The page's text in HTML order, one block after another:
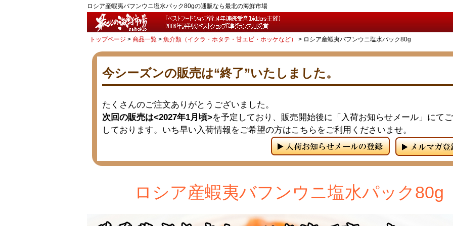
ロシア産蝦夷バフンウニ塩水パック80gの通販なら最北の海鮮市場
トップページ 商品一覧 魚介類（イクラ・ホタテ・甘エビ・ホッケなど） ロシア産蝦夷バフンウニ塩水パック80g
今シーズンの販売は“終了”いたしました。
たくさんのご注文ありがとうございました。
次回の販売は<2027年1月頃>を予定しており、販売開始後に「入荷お知らせメール」にて
しております。いち早い入荷情報をご希望の方はこちらをご利用くださいませ。
ロシア産蝦夷バフンウニ塩水パック80g